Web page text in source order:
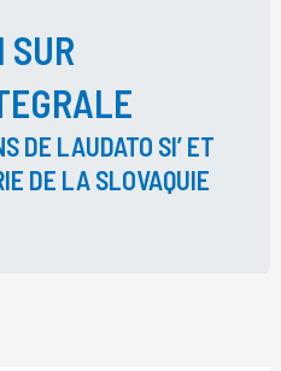
SUR
DE LAUDATO SI’ ET
DE LA SLOVAQUIE